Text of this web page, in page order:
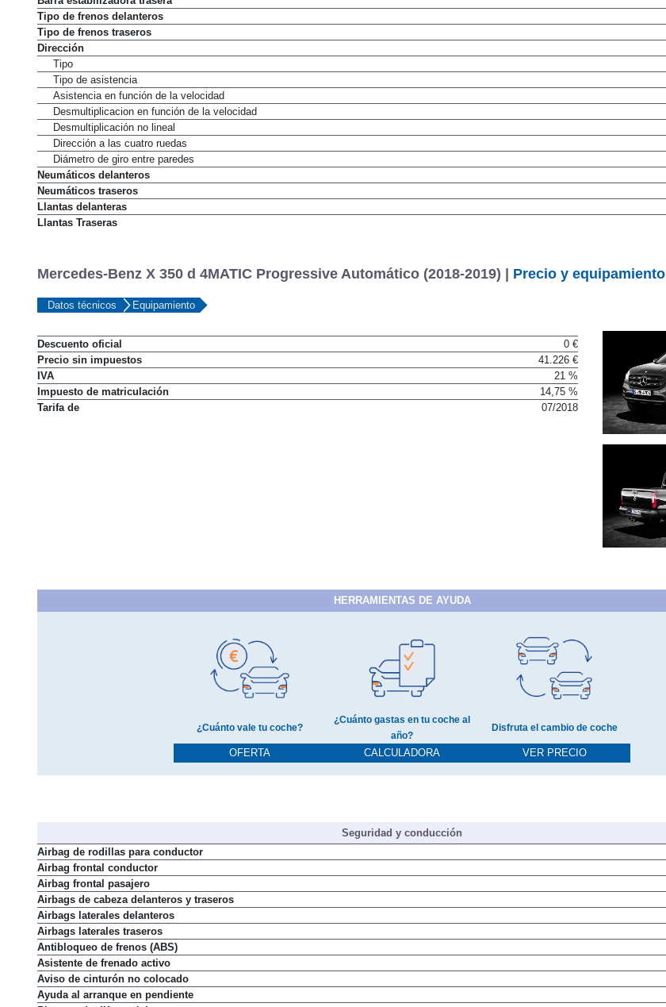
Tipo de frenos delanteros
Tipo de frenos traseros
Dirección
Tipo
Tipo de asistencia
Asistencia en función de la velocidad
Desmultiplicacion en función de la velocidad
Desmultiplicación no lineal
Dirección a las cuatro ruedas
Diámetro de giro entre paredes
Neumáticos delanteros
Neumáticos traseros
Llantas delanteras
Llantas Traseras
Mercedes-Benz X 350 d 4MATIC Progressive Automático (2018-2019) | Precio y equipamiento
Datos técnicos Equipamiento
Descuento oficial
0 €
Precio sin impuestos
41.226 €
IVA
21 %
Impuesto de matriculación
14,75 %
Tarifa de
07/2018
HERRAMIENTAS DE AYUDA
¿Cuánto vale tu coche?
OFERTA
¿Cuánto gastas en tu coche al
año?
CALCULADORA
Disfruta el cambio de coche
VER PRECIO
Seguridad y conducción
Airbag de rodillas para conductor
Airbag frontal conductor
Airbag frontal pasajero
Airbags de cabeza delanteros y traseros
Airbags laterales delanteros
Airbags laterales traseros
Antibloqueo de frenos (ABS)
Asistente de frenado activo
Aviso de cinturón no colocado
Ayuda al arranque en pendiente